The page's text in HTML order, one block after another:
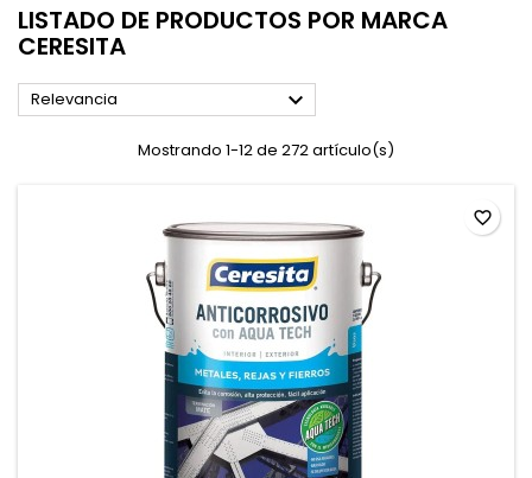
LISTADO DE PRODUCTOS POR MARCA
CERESITA
Relevancia 
Mostrando 1-12 de 272 artículo(s)
favorite_border